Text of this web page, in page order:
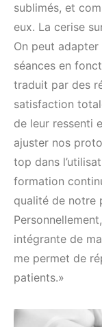
sublimés, et
eux. La cerise
On peut
séances en
traduit par des
satisfaction
de leur ressenti
ajuster nos
top dans
formation
qualité de notre
intégrante de
me permet de
patients.»